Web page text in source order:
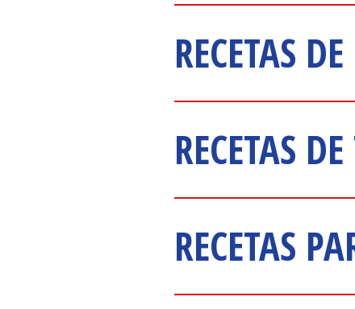
RECETAS
RECETAS
RECETAS